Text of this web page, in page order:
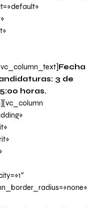
Fecha
3 de
horas.